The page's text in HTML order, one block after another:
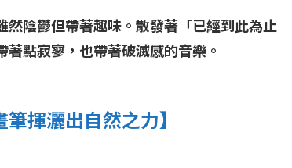
陰鬱但帶著趣味。散發著「已經到此為止
點寂寥，也帶著破滅感的音樂。
揮灑出自然之力】